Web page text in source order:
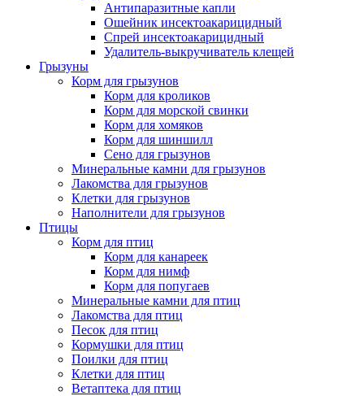
Антипаразитные капли
Ошейник инсектоакарицидный
Спрей инсектоакарицидный
Удалитель-выкручиватель клещей
Грызуны
Корм для грызунов
Корм для кроликов
Корм для морской свинки
Корм для хомяков
Корм для шиншилл
Сено для грызунов
Минеральные камни для грызунов
Лакомства для грызунов
Клетки для грызунов
Наполнители для грызунов
Птицы
Корм для птиц
Корм для канареек
Корм для нимф
Корм для попугаев
Минеральные камни для птиц
Лакомства для птиц
Песок для птиц
Кормушки для птиц
Поилки для птиц
Клетки для птиц
Ветаптека для птиц